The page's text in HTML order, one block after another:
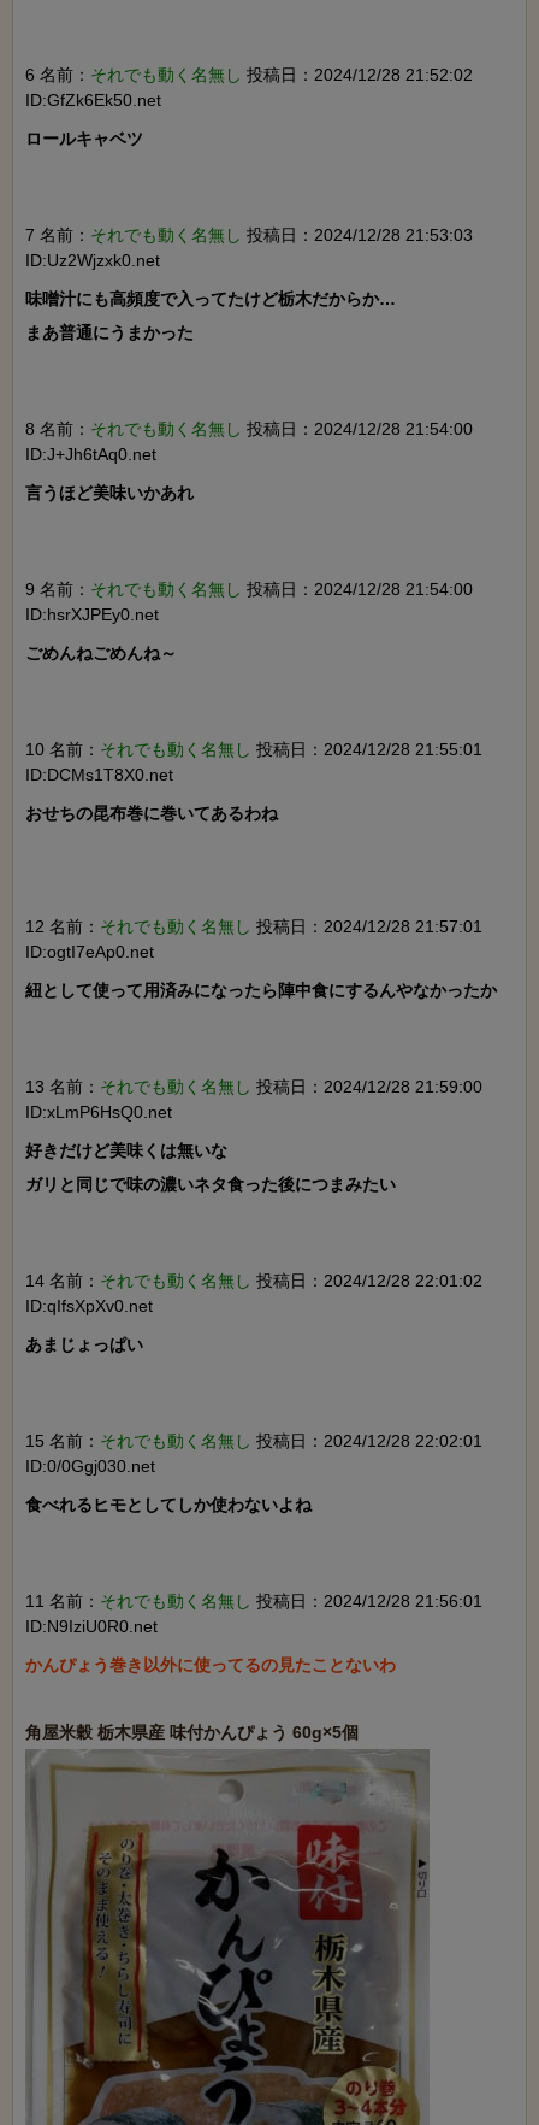
6 名前： それでも動く名無し 投稿日：2024/12/28 21:52:02
ID:GfZk6Ek50.net
ロールキャベツ
7 名前： それでも動く名無し 投稿日：2024/12/28 21:53:03
ID:Uz2Wjzxk0.net
味噌汁にも高頻度で入ってたけど栃木だからか…
まあ普通にうまかった
8 名前： それでも動く名無し 投稿日：2024/12/28 21:54:00
ID:J+Jh6tAq0.net
言うほど美味いかあれ
9 名前： それでも動く名無し 投稿日：2024/12/28 21:54:00
ID:hsrXJPEy0.net
ごめんねごめんね～
10 名前： それでも動く名無し 投稿日：2024/12/28 21:55:01
ID:DCMs1T8X0.net
おせちの昆布巻に巻いてあるわね
12 名前： それでも動く名無し 投稿日：2024/12/28 21:57:01
ID:ogtI7eAp0.net
紐として使って用済みになったら陣中食にするんやなかったか
13 名前： それでも動く名無し 投稿日：2024/12/28 21:59:00
ID:xLmP6HsQ0.net
好きだけど美味くは無いな
ガリと同じで味の濃いネタ食った後につまみたい
14 名前： それでも動く名無し 投稿日：2024/12/28 22:01:02
ID:qIfsXpXv0.net
あまじょっぱい
15 名前： それでも動く名無し 投稿日：2024/12/28 22:02:01
ID:0/0Ggj030.net
食べれるヒモとしてしか使わないよね
11 名前： それでも動く名無し 投稿日：2024/12/28 21:56:01
ID:N9IziU0R0.net
かんぴょう巻き以外に使ってるの見たことないわ